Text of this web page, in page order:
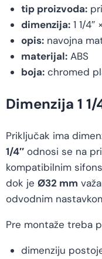
tip proizvoda:
dimenzija:1 1/4″
opis:navojna
materijal:ABS
boja:chromed
Dimenzija 1
Priključak ima
1/4″ odnosi se na
kompatibilnim
dok je Ø32 mm
odvodnim
Pre montaže treba
dimenziju